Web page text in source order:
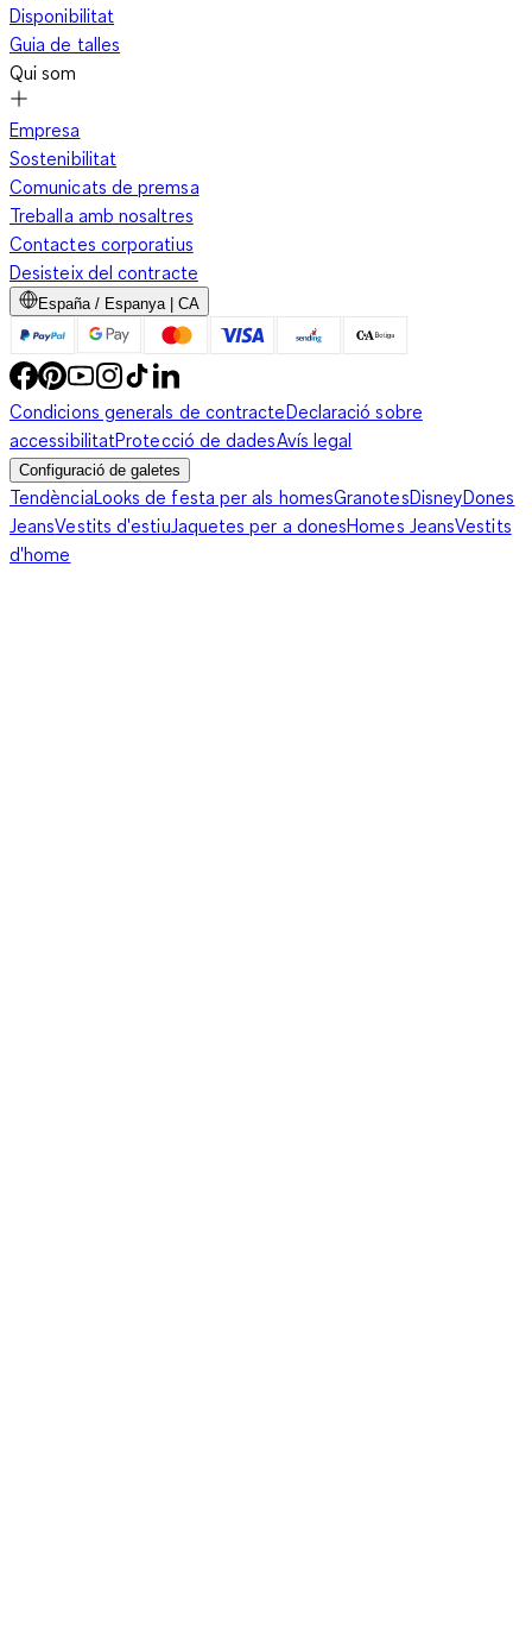
Disponibilitat
Guia de talles
Qui som
Empresa
Sostenibilitat
Comunicats de premsa
Treballa amb nosaltres
Contactes corporatius
Desisteix del contracte
España / Espanya | CA
Condicions generals de contracteDeclaració sobre
accessibilitatProtecció de dadesAvís legal
Configuració de galetes
TendènciaLooks de festa per als homesGranotesDisneyDones
JeansVestits d'estiu Jaquetes per a donesHomes JeansVestits
d'home